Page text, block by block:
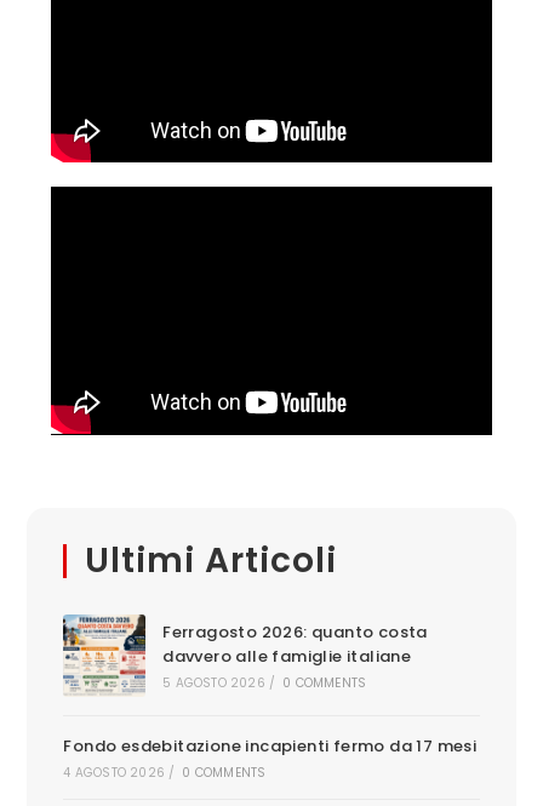
Ultimi Articoli
Ferragosto 2026: quanto costa
davvero alle famiglie italiane
5 AGOSTO 2026 / 0 COMMENTS
Fondo esdebitazione incapienti fermo da 17 mesi
4 AGOSTO 2026 / 0 COMMENTS